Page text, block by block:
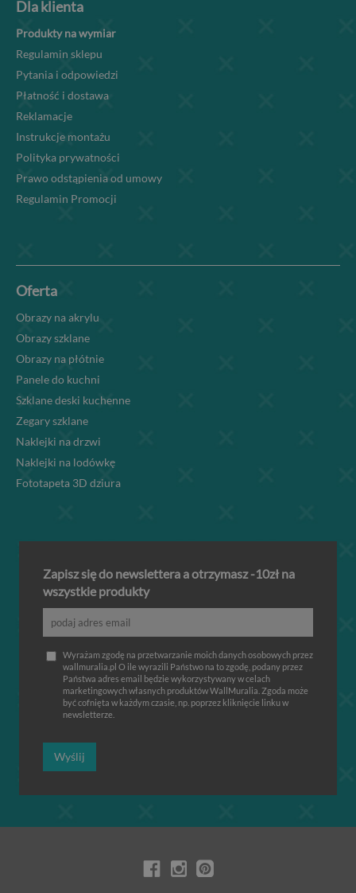
Dla klienta
Produkty na wymiar
Regulamin sklepu
Pytania i odpowiedzi
Płatność i dostawa
Reklamacje
Instrukcje montażu
Polityka prywatności
Prawo odstąpienia od umowy
Regulamin Promocji
Oferta
Obrazy na akrylu
Obrazy szklane
Obrazy na płótnie
Panele do kuchni
Szklane deski kuchenne
Zegary szklane
Naklejki na drzwi
Naklejki na lodówkę
Fototapeta 3D dziura
Zapisz się do newslettera a otrzymasz -10zł na
wszystkie produkty
Wyrażam zgodę na przetwarzanie moich danych osobowych przez
wallmuralia.pl O ile wyrazili Państwo na to zgodę, podany przez
Państwa adres email będzie wykorzystywany w celach
marketingowych własnych produktów WallMuralia. Zgoda może
być cofnięta w każdym czasie, np. poprzez kliknięcie linku w
newsletterze.
Wyślij